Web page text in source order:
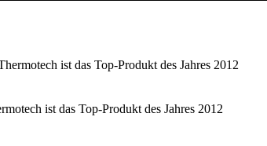
ist das Top-Produkt des Jahres 2012
ist das Top-Produkt des Jahres 2012